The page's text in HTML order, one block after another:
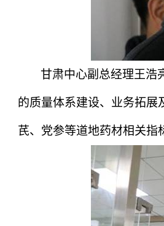
甘肃中心副总经理王浩
的质量体系建设、业务拓展
芪、党参等道地药材相关指